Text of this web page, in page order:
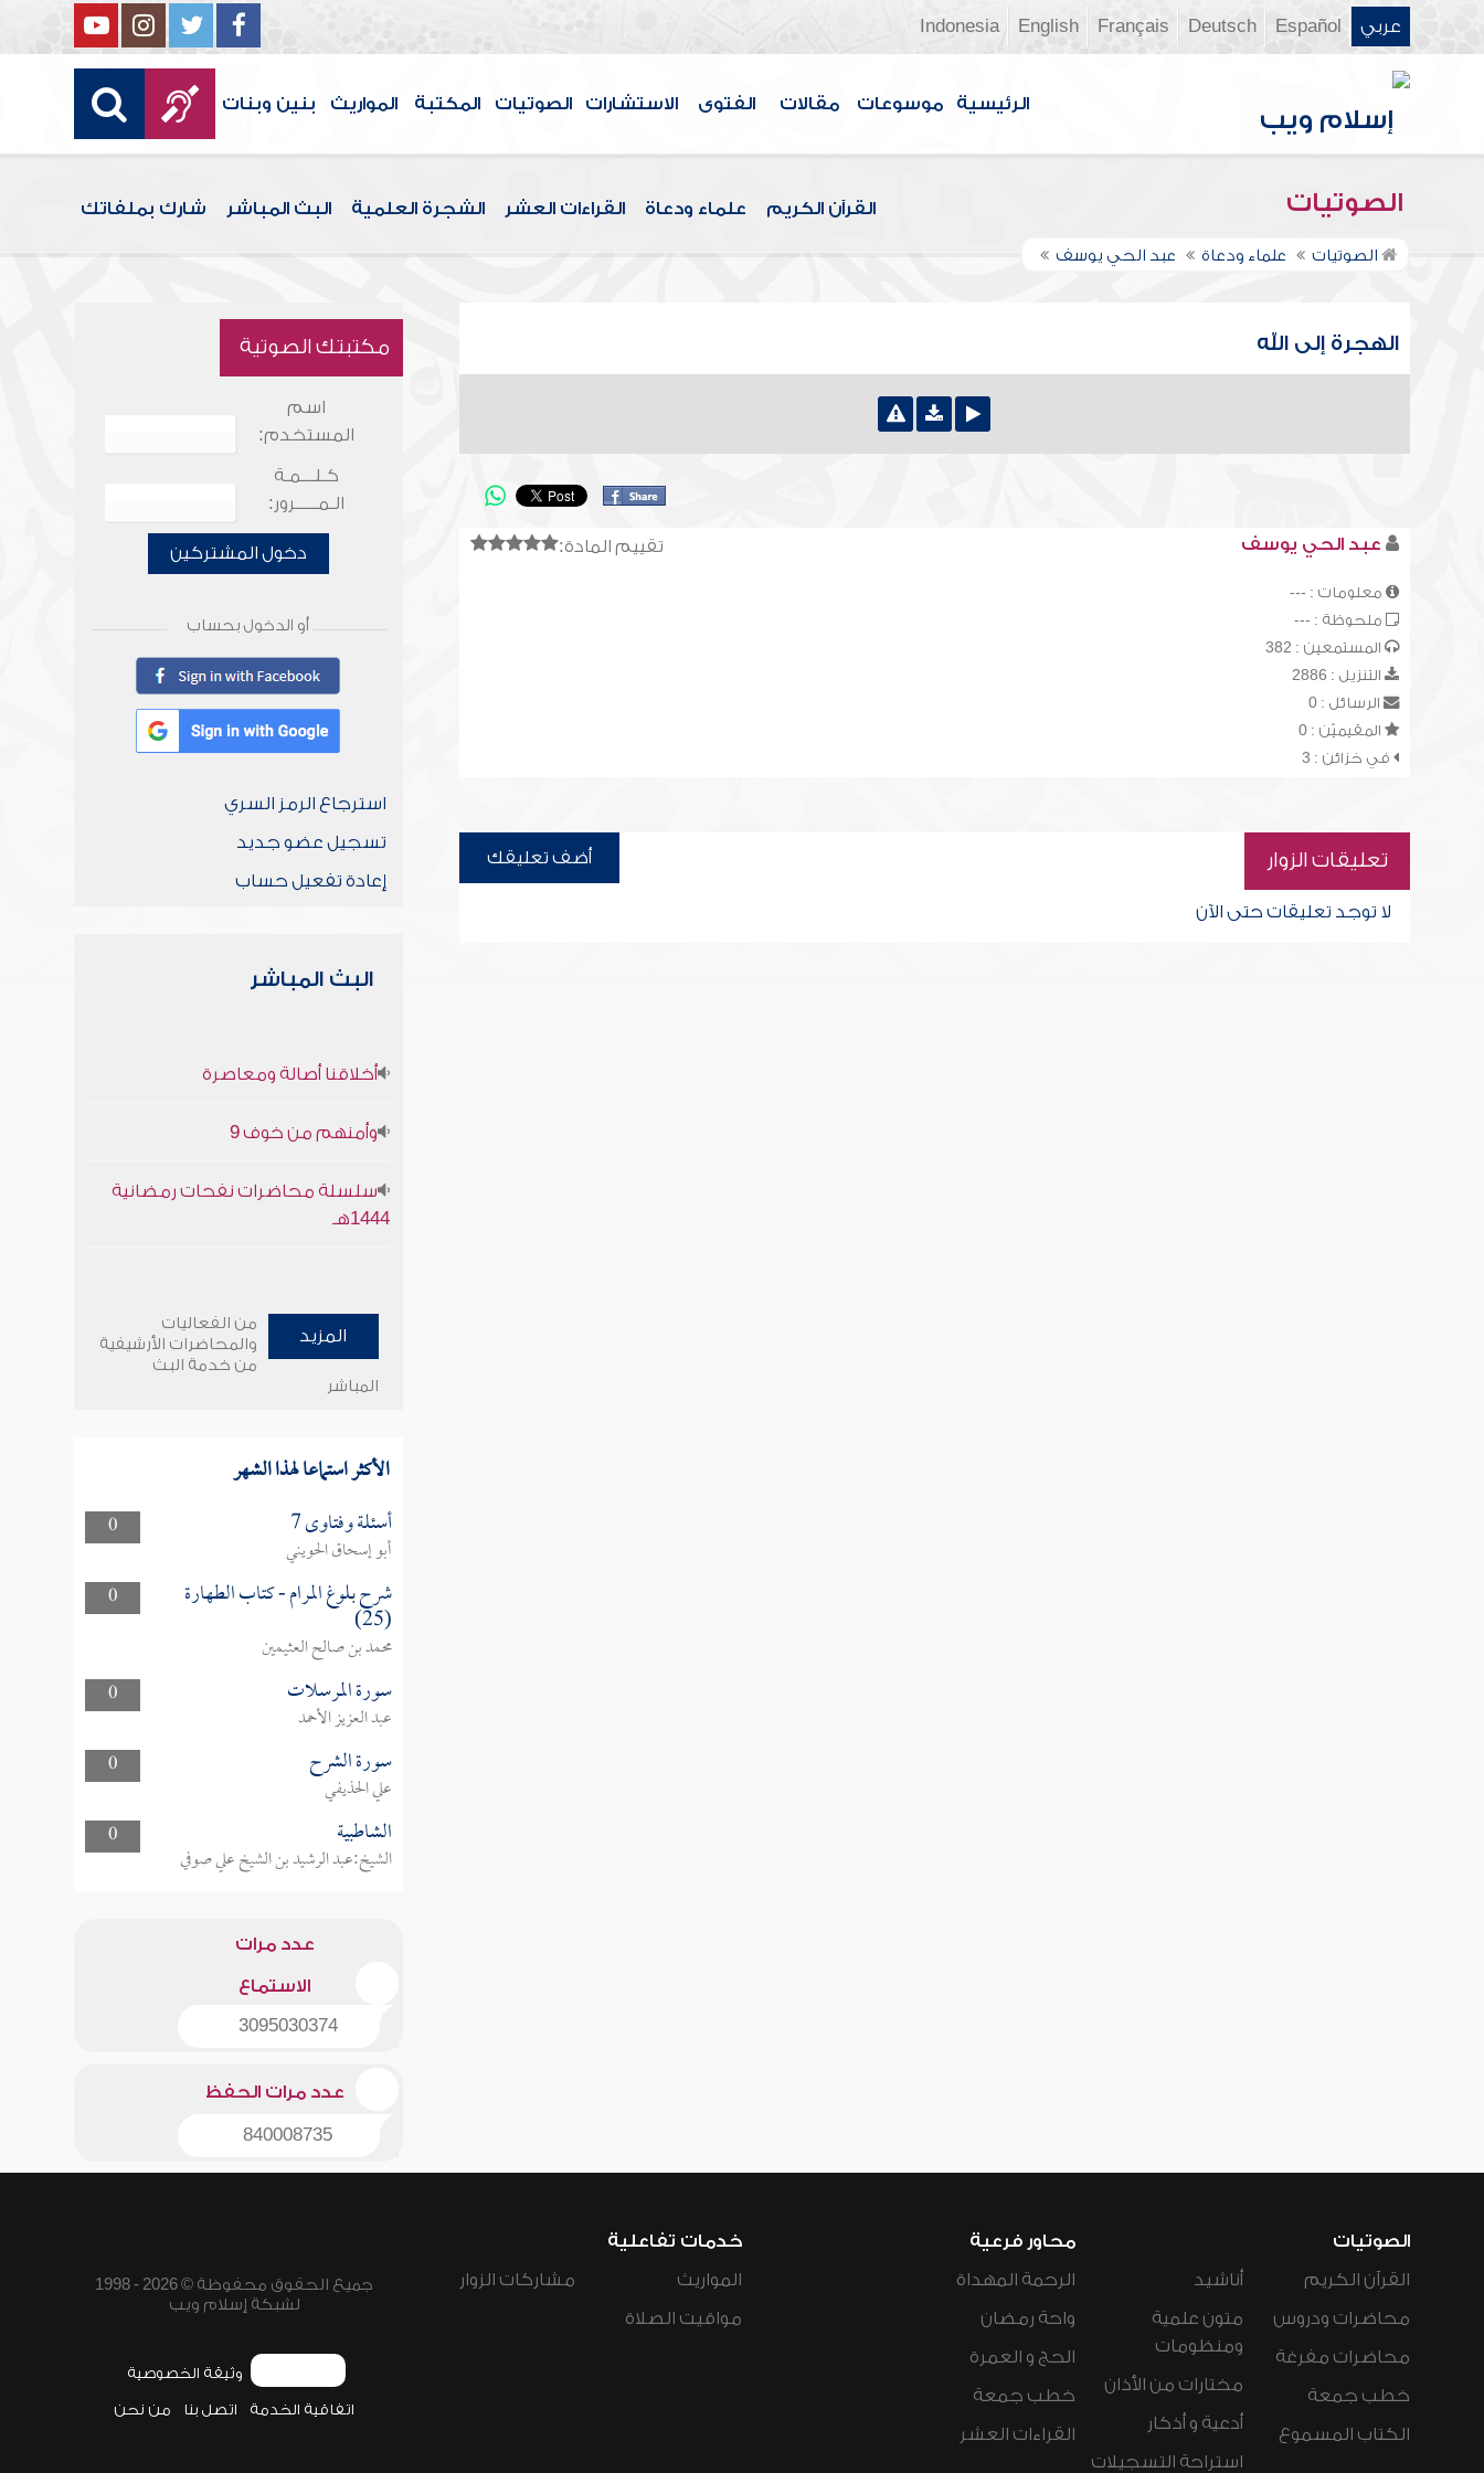
عربي Español
Deutsch
Français
English
Indonesia
الرئيسية موسوعات مقالات الفتوى الاستشارات الصوتيات المكتبة المواريث بنين وبنات
الصوتيات القرآن الكريم علماء ودعاة القراءات العشر الشجرة العلمية البث المباشر شارك بملفاتك
الصوتيات علماء ودعاة عبد الحي يوسف
الهجرة إلى الله
تقييم المادة: عبد الحي يوسف
معلومات : ---
ملحوظة : ---
المستمعين : 382
التنزيل : 2886
الرسائل : 0
المقيميّن : 0
في خزائن : 3
تعليقات الزوار أضف تعليقك
لا توجد تعليقات حتى الآن
مكتبتك الصوتية
اسم
المستخدم:
كـلـــمـة
الـمـــــرور:
دخول المشتركين
أو الدخول بحساب
استرجاع الرمز السري
تسجيل عضو جديد
إعادة تفعيل حساب
البث المباشر
أخلاقنا أصالة ومعاصرة
وأمنهم من خوف 9
سلسلة محاضرات نفحات رمضانية
1444هـ
المزيد
من الفعاليات
والمحاضرات الأرشيفية
من خدمة البث
المباشر
الأكثر استماعا لهذا الشهر
0 أسئلة وفتاوى 7
أبو إسحاق الحويني
0
شرح بلوغ المرام - كتاب الطهارة
(25)
محمد بن صالح العثيمين
0
سورة المرسلات
عبد العزيز الأحمد
0
سورة الشرح
علي الحذيفي
0
الشاطبية
الشيخ:عبد الرشيد بن الشيخ علي صوفي
عدد مرات
الاستماع
3095030374
عدد مرات الحفظ
840008735
الصوتيات
القرآن الكريم
محاضرات ودروس
محاضرات مفرغة
خطب جمعة
الكتاب المسموع
أناشيد
متون علمية
ومنظومات
مختارات من الأذان
أدعية و أذكار
استراحة التسجيلات
محاور فرعية
الرحمة المهداة
واحة رمضان
الحج و العمرة
خطب جمعة
القراءات العشر
خدمات تفاعلية
المواريث
مواقيت الصلاة
مشاركات الزوار
جميع الحقوق محفوظة © 2026 - 1998
لشبكة إسلام ويب
وثيقة الخصوصية
اتفاقية الخدمة اتصل بنا من نحن